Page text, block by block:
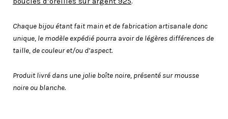
Chaque bijou étant fait main et de fabrication artisanale donc
unique, le modèle expédié pourra avoir de légères différences de
taille, de couleur et/ou d’aspect.
Produit livré dans une jolie boîte noire, présenté sur mousse
noire ou blanche.